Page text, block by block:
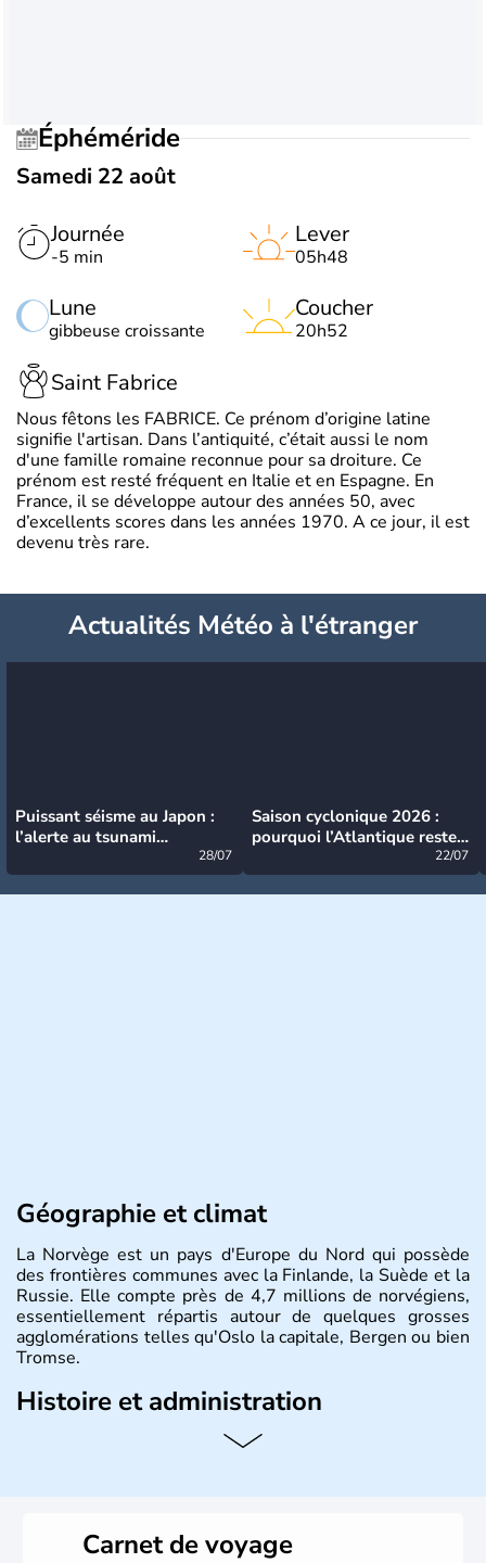
Éphéméride
Samedi 22 août
Journée
-5 min
Lune
gibbeuse croissante
Lever
05h48
Coucher
20h52
Saint Fabrice
Nous fêtons les FABRICE. Ce prénom d’origine latine
signifie l'artisan. Dans l’antiquité, c’était aussi le nom
d'une famille romaine reconnue pour sa droiture. Ce
prénom est resté fréquent en Italie et en Espagne. En
France, il se développe autour des années 50, avec
d’excellents scores dans les années 1970. A ce jour, il est
devenu très rare.
Actualités Météo à l'étranger
Puissant séisme au Japon :
l’alerte au tsunami
28/07
Saison cyclonique 2026 :
pourquoi l’Atlantique reste
22/07
Géographie et climat
La Norvège est un pays d'Europe du Nord qui possède
des frontières communes avec la Finlande, la Suède et la
Russie. Elle compte près de 4,7 millions de norvégiens,
essentiellement répartis autour de quelques grosses
agglomérations telles qu'Oslo la capitale, Bergen ou bien
Tromse.
Histoire et administration
La Norvège est gouvernée par une monarchie
Carnet de voyage